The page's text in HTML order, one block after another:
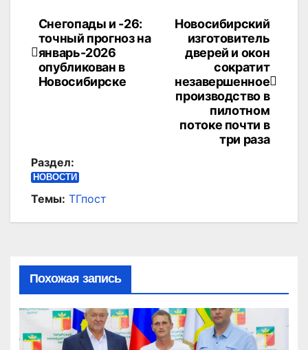
Навигация
по
записям
Новосибирский
изготовитель
дверей и окон
сократит
незавершенное
производство в
пилотном
потоке почти в
три раза
Снегопады и -26:
точный прогноз на
январь-2026
опубликован в
Новосибирске
Раздел:
НОВОСТИ
Темы: ТГпост
Похожая запись